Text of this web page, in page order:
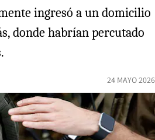
ingresó a un domicilio
donde habrían percutado
24 MAYO 2026